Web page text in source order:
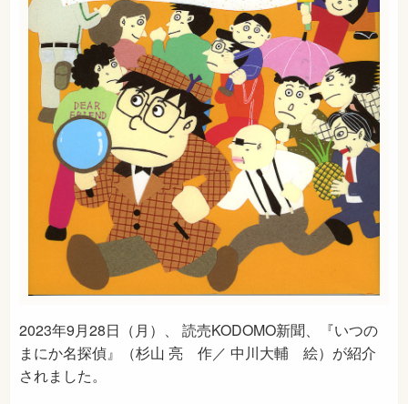
2023年9月28日（月）、 読売KODOMO新聞、『いつの
まにか名探偵』（杉山 亮 作／ 中川大輔 絵）が紹介
されました。